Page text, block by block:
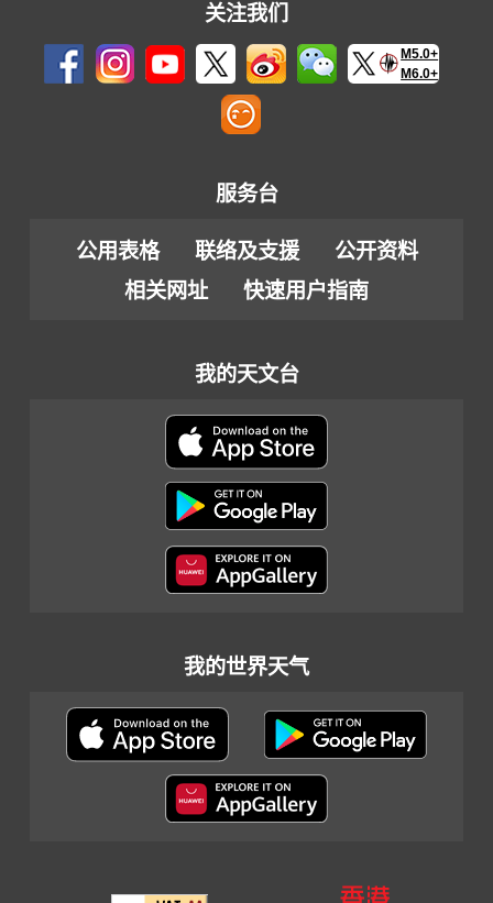
关注我们
M5.0+
M6.0+
服务台
公用表格 联络及支援
公开资料
相关网址
快速用户指南
我的天文台
我的世界天气